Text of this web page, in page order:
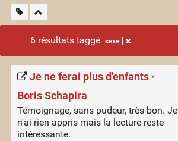
6 résultats taggé sexe
Je ne ferai plus d'enfants ·
Boris Schapira
Témoignage, sans pudeur, très bon. Je
n'ai rien appris mais la lecture reste
intéressante.